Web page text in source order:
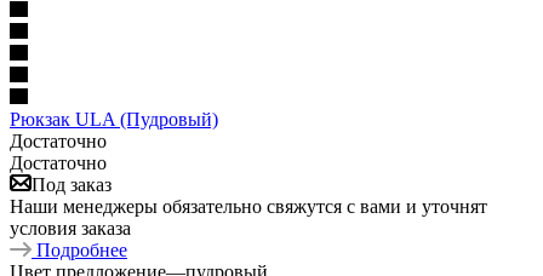
Рюкзак ULA (Пудровый)
Достаточно
Достаточно
Под заказ
Наши менеджеры обязательно свяжутся с вами и уточнят
условия заказа
Подробнее
Цвет предложение—пудровый